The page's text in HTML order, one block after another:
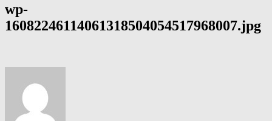
wp-
16082246114061318504054517968007.jpg